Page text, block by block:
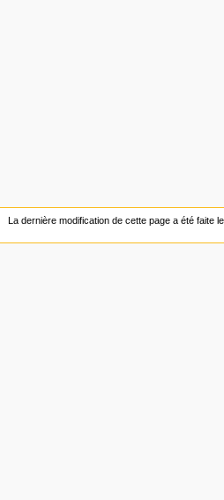
La dernière modification de cette page a été faite